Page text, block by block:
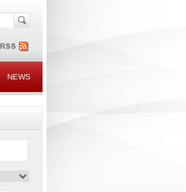
NEWS